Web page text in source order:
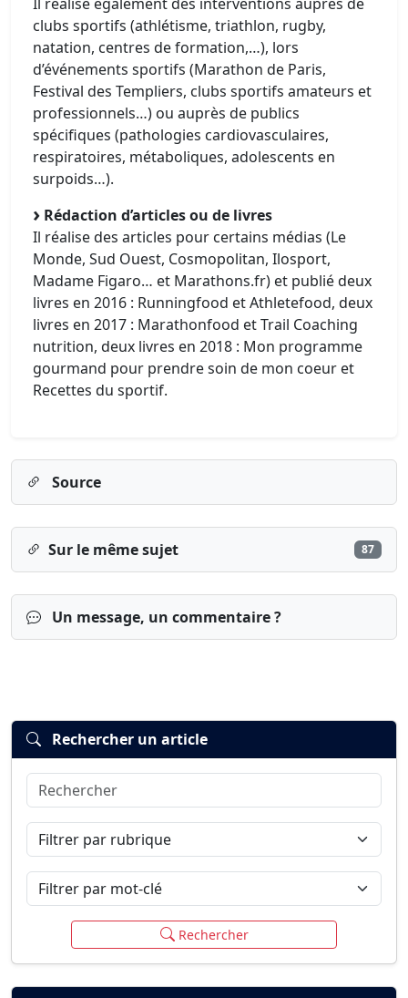
clubs sportifs (athlétisme, triathlon, rugby,
natation, centres de formation,…), lors
d’événements sportifs (Marathon de Paris,
Festival des Templiers, clubs sportifs amateurs et
professionnels…) ou auprès de publics
spécifiques (pathologies cardiovasculaires,
respiratoires, métaboliques, adolescents en
surpoids…).
Rédaction d’articles ou de livres
Il réalise des articles pour certains médias (Le
Monde, Sud Ouest, Cosmopolitan, Ilosport,
Madame Figaro… et Marathons.fr) et publié deux
livres en 2016 : Runningfood et Athletefood, deux
livres en 2017 : Marathonfood et Trail Coaching
nutrition, deux livres en 2018 : Mon programme
gourmand pour prendre soin de mon coeur et
Recettes du sportif.
Source
Sur le même sujet 87
Un message, un commentaire ?
Connexion
Rechercher un article
Rechercher
Filtrer par rubrique
Filtrer par mot-clé
Rechercher